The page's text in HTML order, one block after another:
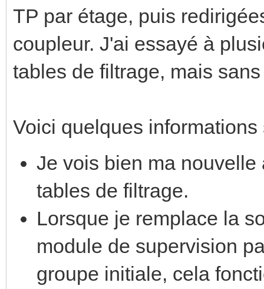
TP par étage, puis
coupleur. J'ai essayé à
tables de filtrage, mais
Voici quelques
Je vois bien ma
tables de filtrage.
Lorsque je remplace la
module de supervision
groupe initiale, cela